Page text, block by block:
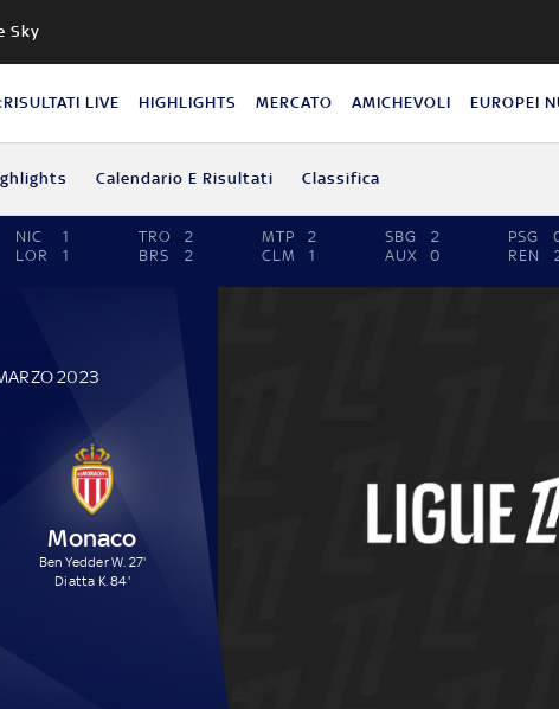
Sky
RISULTATI LIVE HIGHLIGHTS MERCATO AMICHEVOLI EUROPEI
Calendario E Risultati Classifica
NIC
1
LOR
1
TRO
2
BRS
2
MTP
2
CLM
1
SBG
2
AUX
0
PSG
REN
2023
Monaco
Ben Yedder W. 27'
Diatta K. 84'